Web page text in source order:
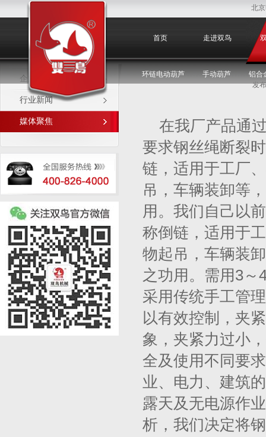
北
首页 走进双鸟
环链电动葫芦 手动葫芦 铝合
媒体聚焦
企业新闻
行业新闻
媒体聚焦
发
在我厂产品通
要求钢丝绳断裂
链，适用于工厂
吊，车辆装卸等
用。我们自己以
称倒链，适用于
物起吊，车辆装
之功用。需用3～
采用传统手工管
以有效控制，夹
象，夹紧力过小
全及使用不同要
业、电力、建筑
露天及无电源作
析，我们决定将